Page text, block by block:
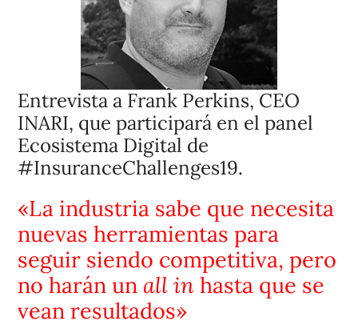
Entrevista a Frank Perkins, CEO
INARI, que participará en el panel
Ecosistema Digital de
#InsuranceChallenges19.
«La industria sabe que necesita
nuevas herramientas para
seguir siendo competitiva, pero
no harán un all inhasta que se
vean resultados»